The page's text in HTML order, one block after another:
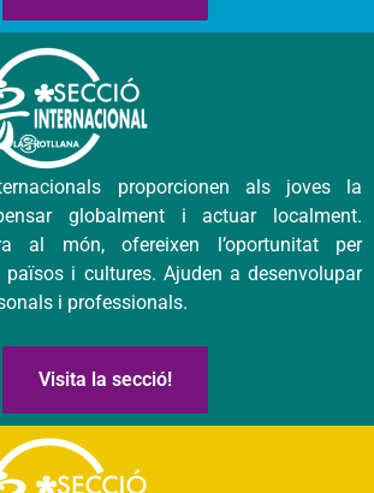
proporcionen als joves la
globalment i actuar localment.
al món, ofereixen l’oportunitat per
països i cultures. Ajuden a desenvolupar
i professionals.
Visita la secció!